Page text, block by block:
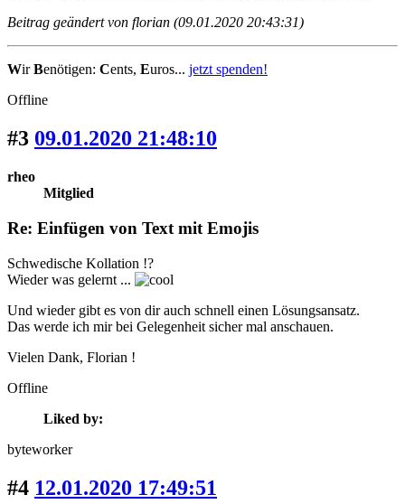
Beitrag geändert von florian (09.01.2020 20:43:31)
WirBenötigen: Cents, Euros... jetzt spenden!
Offline
#3 09.01.2020 21:48:10
rheo
Mitglied
Re: Einfügen von Text mit Emojis
Schwedische Kollation !?
Wieder was gelernt ...
Und wieder gibt es von dir auch schnell einen Lösungsansatz.
Das werde ich mir bei Gelegenheit sicher mal anschauen.
Vielen Dank, Florian !
Offline
Liked by:
byteworker
#4 12.01.2020 17:49:51